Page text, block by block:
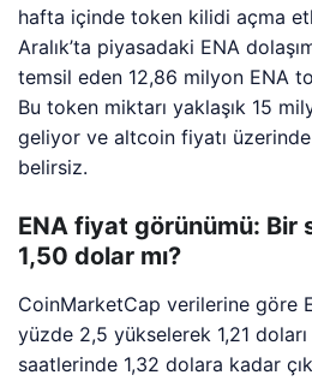
hafta içinde token kilidi açma
Aralık’ta piyasadaki ENA
temsil eden 12,86 milyon ENA
Bu token miktarı yaklaşık 15
geliyor ve altcoin fiyatı
belirsiz.
ENA fiyat görünümü: Bir
1,50 dolar mı?
CoinMarketCap verilerine göre
yüzde 2,5 yükselerek 1,21 doları
saatlerinde 1,32 dolara kadar